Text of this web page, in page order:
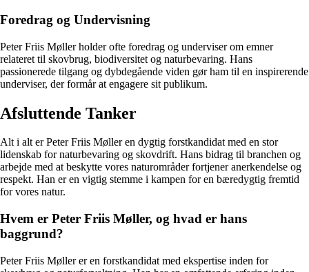
Foredrag og Undervisning
Peter Friis Møller holder ofte foredrag og underviser om emner
relateret til skovbrug, biodiversitet og naturbevaring. Hans
passionerede tilgang og dybdegående viden gør ham til en inspirerende
underviser, der formår at engagere sit publikum.
Afsluttende Tanker
Alt i alt er Peter Friis Møller en dygtig forstkandidat med en stor
lidenskab for naturbevaring og skovdrift. Hans bidrag til branchen og
arbejde med at beskytte vores naturområder fortjener anerkendelse og
respekt. Han er en vigtig stemme i kampen for en bæredygtig fremtid
for vores natur.
Hvem er Peter Friis Møller, og hvad er hans
baggrund?
Peter Friis Møller er en forstkandidat med ekspertise inden for